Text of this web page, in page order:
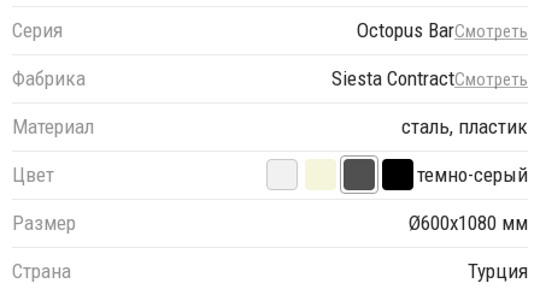
Серия Octopus BarСмотреть
Фабрика Siesta ContractСмотреть
Материал
сталь, пластик
Цвет
темно-серый
Размер
Ø600х1080 мм
Страна
Турция